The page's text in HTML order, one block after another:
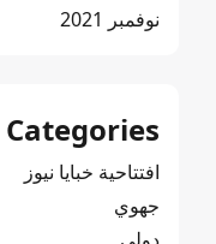
نوفمبر 2021
Categories
افتتاحية خبايا نيوز
جهوي